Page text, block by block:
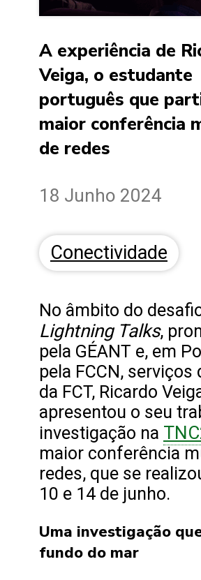
A experiência de
Veiga, o estudante
português que
maior conferência
de redes
18 Junho 2024
Conectividade
No âmbito do
Lightning Talks,
pela GÉANT e, em
pela FCCN, serviços
da FCT, Ricardo
apresentou o seu
investigação na
maior conferência
redes, que se
10 e 14 de junho.
Uma investigação
fundo do mar